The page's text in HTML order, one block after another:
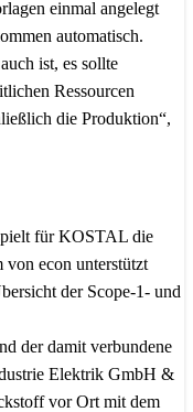
einmal angelegt
automatisch.
ist, es sollte
Ressourcen
die Produktion“,
für KOSTAL die
econ unterstützt
der Scope-1- und
der damit verbundene
Elektrik GmbH &
vor Ort mit dem